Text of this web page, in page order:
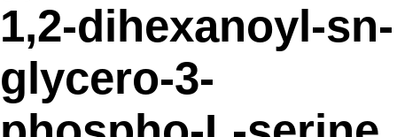
1,2-dihexanoyl-sn-
glycero-3-